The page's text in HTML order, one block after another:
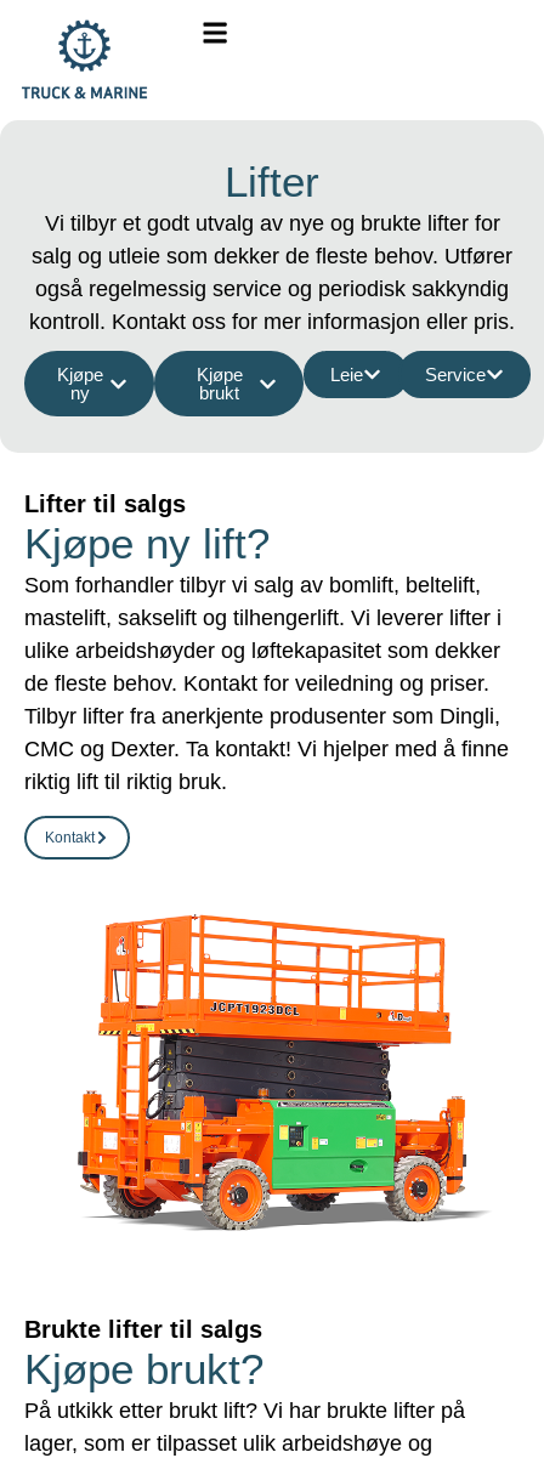
Lifter
Vi tilbyr et godt utvalg av nye og brukte lifter for
salg og utleie som dekker de fleste behov. Utfører
også regelmessig service og periodisk sakkyndig
kontroll. Kontakt oss for mer informasjon eller pris.
Kjøpe
ny
Kjøpe
brukt
Leie Service
Lifter til salgs
Kjøpe ny lift?
Som forhandler tilbyr vi salg av bomlift, beltelift,
mastelift, sakselift og tilhengerlift. Vi leverer lifter i
ulike arbeidshøyder og løftekapasitet som dekker
de fleste behov. Kontakt for veiledning og priser.
Tilbyr lifter fra anerkjente produsenter som Dingli,
CMC og Dexter. Ta kontakt! Vi hjelper med å finne
riktig lift til riktig bruk.
Kontakt
Brukte lifter til salgs
Kjøpe brukt?
På utkikk etter brukt lift? Vi har brukte lifter på
lager, som er tilpasset ulik arbeidshøye og